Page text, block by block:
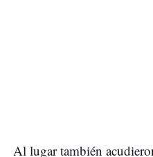
Al lugar también